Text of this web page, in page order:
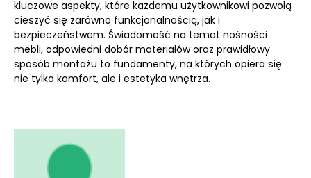
kluczowe aspekty, które każdemu użytkownikowi pozwolą
cieszyć się zarówno funkcjonalnością, jak i
bezpieczeństwem. Świadomość na temat nośności
mebli, odpowiedni dobór materiałów oraz prawidłowy
sposób montażu to fundamenty, na których opiera się
nie tylko komfort, ale i estetyka wnętrza.